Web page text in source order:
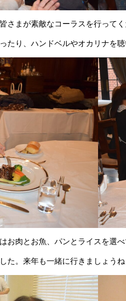
さまが素敵なコーラスを行ってく
たり、ハンドベルやオカリナを
お肉とお魚、パンとライスを選
た。来年も一緒に行きましょうね